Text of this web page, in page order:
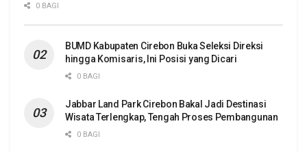
0 BAGI
BUMD Kabupaten Cirebon Buka Seleksi Direksi
hingga Komisaris, Ini Posisi yang Dicari
0 BAGI
Jabbar Land Park Cirebon Bakal Jadi Destinasi
Wisata Terlengkap, Tengah Proses Pembangunan
0 BAGI